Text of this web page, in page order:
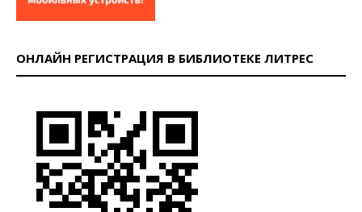
ОНЛАЙН РЕГИСТРАЦИЯ В БИБЛИОТЕКЕ ЛИТРЕС